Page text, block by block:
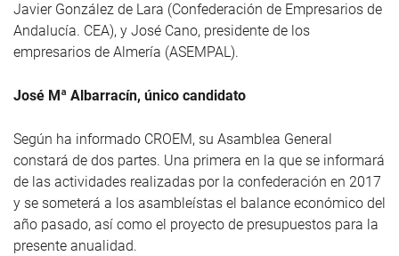
Javier González de Lara (Confederación de Empresarios de
Andalucía. CEA), y José Cano, presidente de los
empresarios de Almería (ASEMPAL).
José Mª Albarracín, único candidato
Según ha informado CROEM, su Asamblea General
constará de dos partes. Una primera en la que se informará
de las actividades realizadas por la confederación en 2017
y se someterá a los asambleístas el balance económico del
año pasado, así como el proyecto de presupuestos para la
presente anualidad.